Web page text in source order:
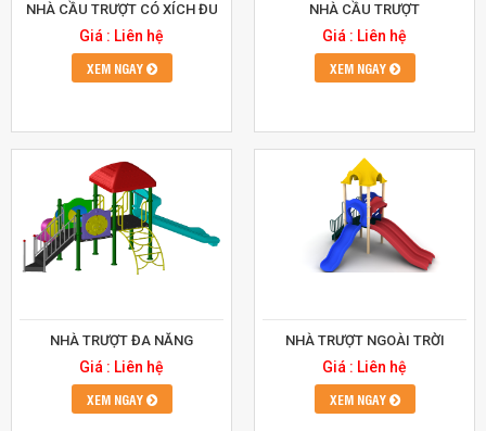
NHÀ CẦU TRƯỢT CÓ XÍCH ĐU
Giá : Liên hệ
XEM NGAY
NHÀ CẦU TRƯỢT
Giá : Liên hệ
XEM NGAY
NHÀ TRƯỢT ĐA NĂNG
Giá : Liên hệ
XEM NGAY
NHÀ TRƯỢT NGOÀI TRỜI
Giá : Liên hệ
XEM NGAY